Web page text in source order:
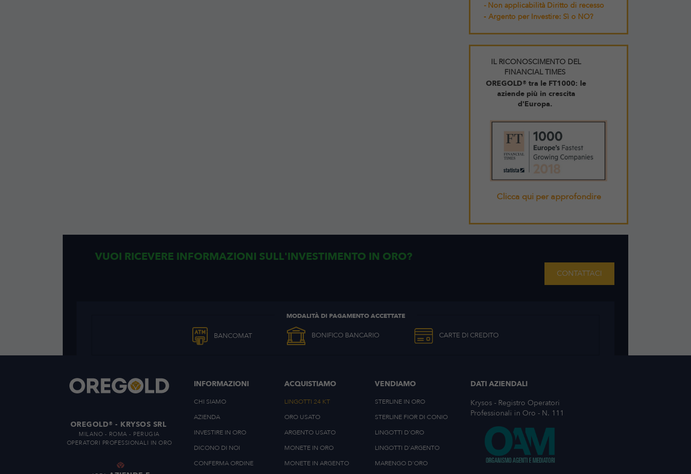
- Non applicabilità Diritto di recesso
- Argento per Investire: Sì o NO?
IL RICONOSCIMENTO DEL
FINANCIAL TIMES
OREGOLD® tra le FT1000: le
aziende più in crescita
d'Europa.
Clicca qui per approfondire
VUOI RICEVERE INFORMAZIONI SULL'INVESTIMENTO IN ORO?
CONTATTACI
MODALITÀ DI PAGAMENTO ACCETTATE
BANCOMAT BONIFICO BANCARIO CARTE DI CREDITO
OREGOLD® - KRYSOS SRL
MILANO - ROMA - PERUGIA
OPERATORI PROFESSIONALI IN ORO
INFORMAZIONI
CHI SIAMO
AZIENDA
INVESTIRE IN ORO
DICONO DI NOI
CONFERMA ORDINE
ACQUISTIAMO
LINGOTTI 24 KT
ORO USATO
ARGENTO USATO
MONETE IN ORO
MONETE IN ARGENTO
VENDIAMO
STERLINE IN ORO
STERLINE FIOR DI CONIO
LINGOTTI D'ORO
LINGOTTI D'ARGENTO
MARENGO D'ORO
DATI AZIENDALI
Krysos - Registro Operatori
Professionali in Oro - N. 111